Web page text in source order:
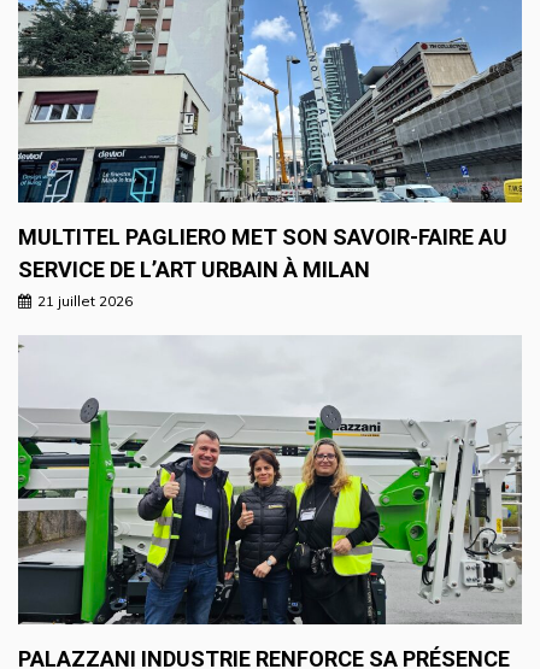
MULTITEL PAGLIERO MET SON SAVOIR-FAIRE AU
SERVICE DE L’ART URBAIN À MILAN
21 juillet 2026
PALAZZANI INDUSTRIE RENFORCE SA PRÉSENCE